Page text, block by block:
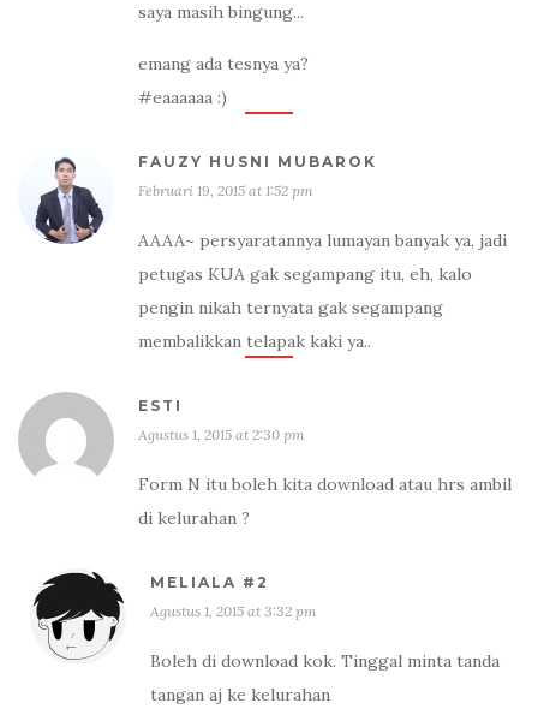
saya masih bingung...
emang ada tesnya ya?
#eaaaaaa :)
FAUZY HUSNI MUBAROK
Februari 19, 2015 at 1:52 pm
AAAA~ persyaratannya lumayan banyak ya, jadi
petugas KUA gak segampang itu, eh, kalo
pengin nikah ternyata gak segampang
membalikkan telapak kaki ya..
ESTI
Agustus 1, 2015 at 2:30 pm
Form N itu boleh kita download atau hrs ambil
di kelurahan ?
MELIALA #2
Agustus 1, 2015 at 3:32 pm
Boleh di download kok. Tinggal minta tanda
tangan aj ke kelurahan